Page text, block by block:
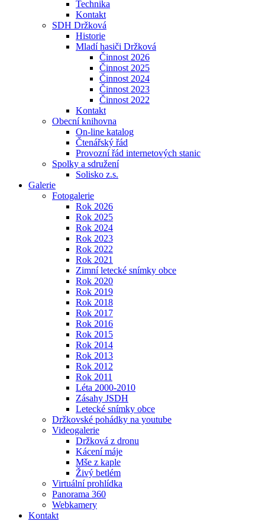
Technika
Kontakt
SDH Držková
Historie
Mladí hasiči Držková
Činnost 2026
Činnost 2025
Činnost 2024
Činnost 2023
Činnost 2022
Kontakt
Obecní knihovna
On-line katalog
Čtenářský řád
Provozní řád internetových stanic
Spolky a sdružení
Solisko z.s.
Galerie
Fotogalerie
Rok 2026
Rok 2025
Rok 2024
Rok 2023
Rok 2022
Rok 2021
Zimní letecké snímky obce
Rok 2020
Rok 2019
Rok 2018
Rok 2017
Rok 2016
Rok 2015
Rok 2014
Rok 2013
Rok 2012
Rok 2011
Léta 2000-2010
Zásahy JSDH
Letecké snímky obce
Držkovské pohádky na youtube
Videogalerie
Držková z dronu
Kácení máje
Mše z kaple
Živý betlém
Virtuální prohlídka
Panorama 360
Webkamery
Kontakt